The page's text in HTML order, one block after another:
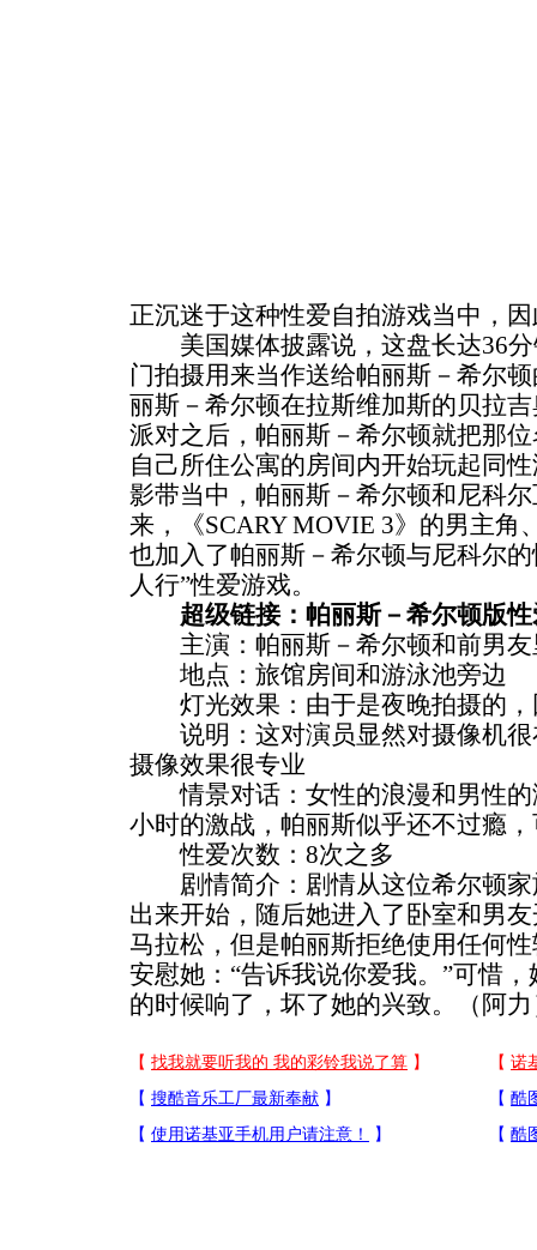
正沉迷于这种性爱自拍游戏当中，
美国媒体披露说，这盘长达36分
门拍摄用来当作送给帕丽斯－希尔
丽斯－希尔顿在拉斯维加斯的贝拉
派对之后，帕丽斯－希尔顿就把那
自己所住公寓的房间内开始玩起同
影带当中，帕丽斯－希尔顿和尼科
来，《SCARY MOVIE 3》的男主角
也加入了帕丽斯－希尔顿与尼科尔
人行”性爱游戏。
超级链接：帕丽斯－希尔顿版
主演：帕丽斯－希尔顿和前男友
地点：旅馆房间和游泳池旁边
灯光效果：由于是夜晚拍摄的，
说明：这对演员显然对摄像机很
摄像效果很专业
情景对话：女性的浪漫和男性的
小时的激战，帕丽斯似乎还不过瘾
性爱次数：8次之多
剧情简介：剧情从这位希尔顿家
出来开始，随后她进入了卧室和男
马拉松，但是帕丽斯拒绝使用任何
安慰她：“告诉我说你爱我。”可惜
的时候响了，坏了她的兴致。（阿力